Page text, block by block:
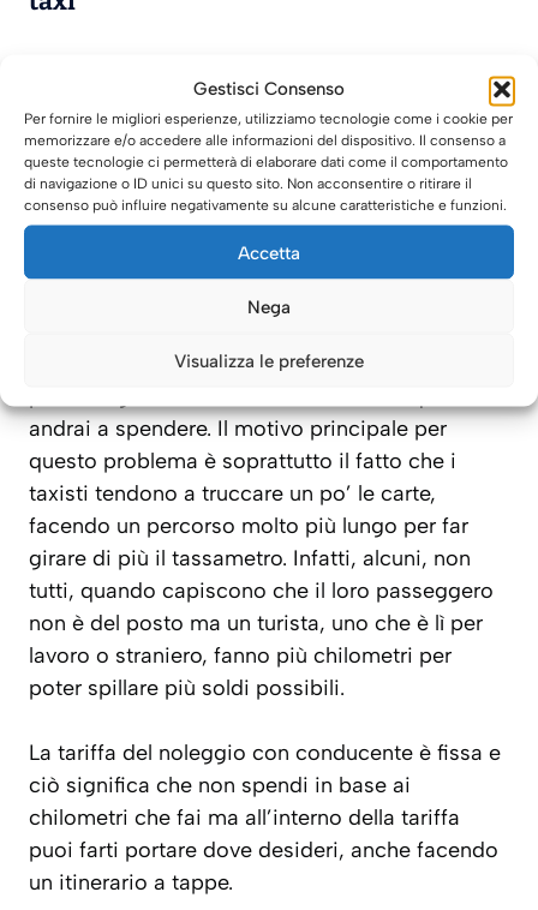
Gestisci Consenso
Per fornire le migliori esperienze, utilizziamo tecnologie come i cookie per
memorizzare e/o accedere alle informazioni del dispositivo. Il consenso a
queste tecnologie ci permetterà di elaborare dati come il comportamento
di navigazione o ID unici su questo sito. Non acconsentire o ritirare il
consenso può influire negativamente su alcune caratteristiche e funzioni.
Accetta
Nega
Visualizza le preferenze
sicuro che sia il mezzo che fa per te? Spesso si
tratta di mezzi scomodi e datati che non hanno
alcun confort, a differenza delle automobili a
noleggio con conducente che hanno tutti i
comfort per poterti garantire un viaggio super
Uno dei problemi del taxi riguarda la tariffa
andrai a spendere. Il motivo principale per
questo problema è soprattutto il fatto che i
taxisti tendono a truccare un po’ le carte,
facendo un percorso molto più lungo per far
girare di più il tassametro. Infatti, alcuni, non
tutti, quando capiscono che il loro passeggero
non è del posto ma un turista, uno che è lì per
lavoro o straniero, fanno più chilometri per
poter spillare più soldi possibili.
La tariffa del noleggio con conducente è fissa e
ciò significa che non spendi in base ai
chilometri che fai ma all’interno della tariffa
puoi farti portare dove desideri, anche facendo
un itinerario a tappe.